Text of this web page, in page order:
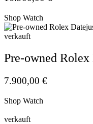
Shop Watch
verkauft
Pre-owned
7.900,00 €
Shop Watch
verkauft